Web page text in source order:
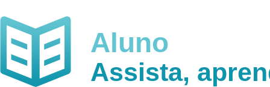
Aluno
Assista,